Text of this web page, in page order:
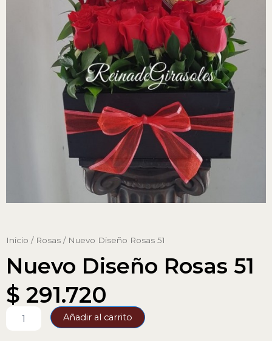
Inicio / Rosas / Nuevo Diseño Rosas 51
Nuevo Diseño Rosas 51
$ 291.720
Diseño
Añadir al carrito